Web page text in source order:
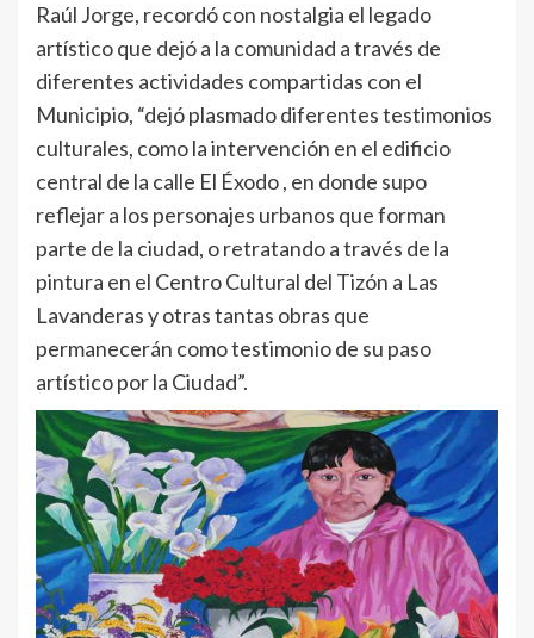
Raúl Jorge, recordó con nostalgia el legado
artístico que dejó a la comunidad a través de
diferentes actividades compartidas con el
Municipio, “dejó plasmado diferentes testimonios
culturales, como la intervención en el edificio
central de la calle El Éxodo , en donde supo
reflejar a los personajes urbanos que forman
parte de la ciudad, o retratando a través de la
pintura en el Centro Cultural del Tizón a Las
Lavanderas y otras tantas obras que
permanecerán como testimonio de su paso
artístico por la Ciudad”.